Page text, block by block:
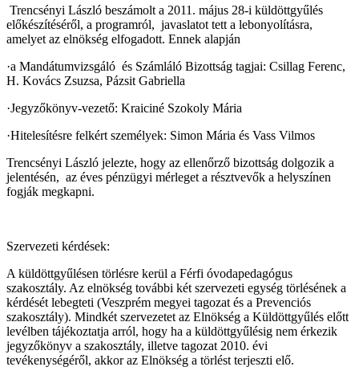
Trencsényi László beszámolt a 2011. május 28-i küldöttgyűlés
előkészítéséről, a programról, javaslatot tett a lebonyolításra,
amelyet az elnökség elfogadott. Ennek alapján
·a Mandátumvizsgáló és Számláló Bizottság tagjai: Csillag Ferenc,
H. Kovács Zsuzsa, Pázsit Gabriella
·Jegyzőkönyv-vezető: Kraiciné Szokoly Mária
·Hitelesítésre felkért személyek: Simon Mária és Vass Vilmos
Trencsényi László jelezte, hogy az ellenőrző bizottság dolgozik a
jelentésén, az éves pénzügyi mérleget a résztvevők a helyszínen
fogják megkapni.
Szervezeti kérdések:
A küldöttgyűlésen törlésre kerül a Férfi óvodapedagógus
szakosztály. Az elnökség további két szervezeti egység törlésének a
kérdését lebegteti (Veszprém megyei tagozat és a Prevenciós
szakosztály). Mindkét szervezetet az Elnökség a Küldöttgyűlés előtt
levélben tájékoztatja arról, hogy ha a küldöttgyűlésig nem érkezik
jegyzőkönyv a szakosztály, illetve tagozat 2010. évi
tevékenységéről, akkor az Elnökség a törlést terjeszti elő.